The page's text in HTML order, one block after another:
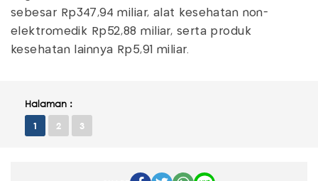
sebesar Rp347,94 miliar, alat kesehatan non-
elektromedik Rp52,88 miliar, serta produk
kesehatan lainnya Rp5,91 miliar.
Halaman :
1 2 3